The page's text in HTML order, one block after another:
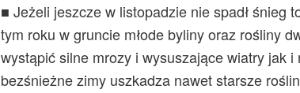
■ Jeżeli jeszcze w listopadzie nie spadł śnieg
tym roku w gruncie młode byliny oraz rośliny
wystąpić silne mrozy i wysuszające wiatry jak i
bezśnieżne zimy uszkadza nawet starsze